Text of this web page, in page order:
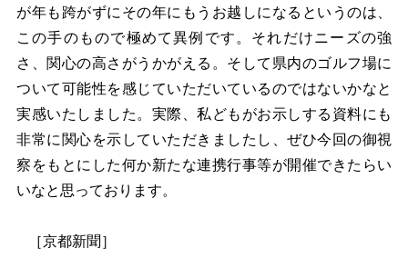
が年も跨がずにその年にもうお越しになるというのは、
この手のもので極めて異例です。それだけニーズの強
さ、関心の高さがうかがえる。そして県内のゴルフ場に
ついて可能性を感じていただいているのではないかなと
実感いたしました。実際、私どもがお示しする資料にも
非常に関心を示していただきましたし、ぜひ今回の御視
察をもとにした何か新たな連携行事等が開催できたらい
いなと思っております。
［京都新聞］